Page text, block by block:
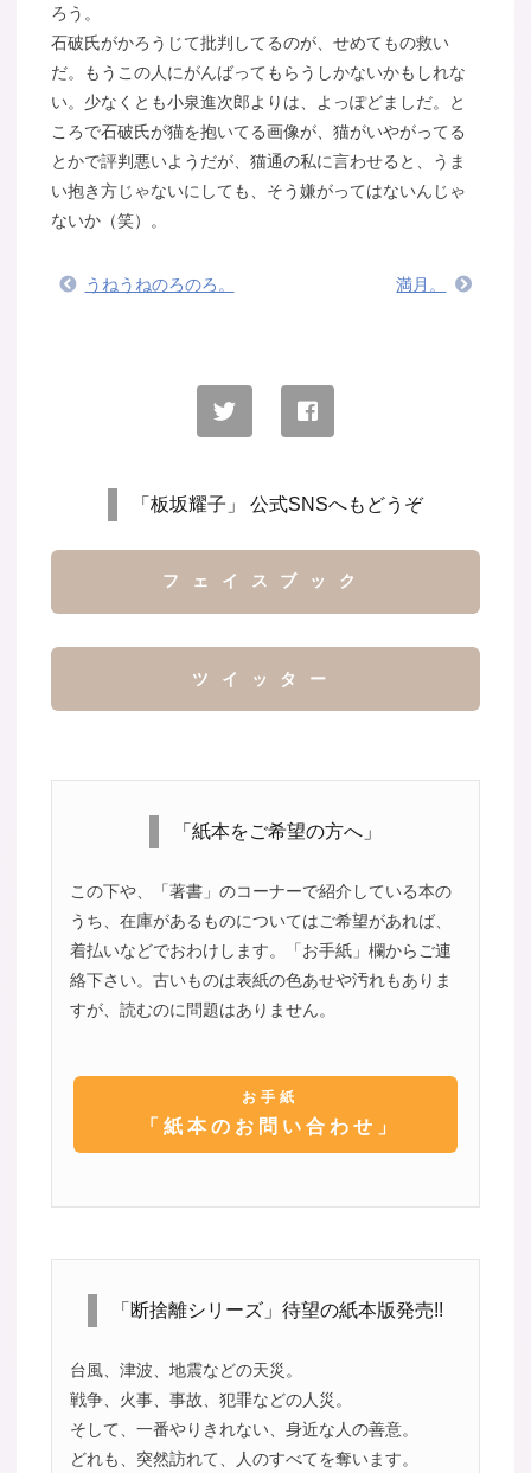
ろう。
石破氏がかろうじて批判してるのが、せめてもの救い
だ。もうこの人にがんばってもらうしかないかもしれな
い。少なくとも小泉進次郎よりは、よっぽどましだ。と
ころで石破氏が猫を抱いてる画像が、猫がいやがってる
とかで評判悪いようだが、猫通の私に言わせると、うま
い抱き方じゃないにしても、そう嫌がってはないんじゃ
ないか（笑）。
うねうねのろのろ。 満月。
「板坂耀子」 公式SNSへもどうぞ
フェイスブック
ツイッター
「紙本をご希望の方へ」
この下や、「著書」のコーナーで紹介している本の
うち、在庫があるものについてはご希望があれば、
着払いなどでおわけします。「お手紙」欄からご連
絡下さい。古いものは表紙の色あせや汚れもありま
すが、読むのに問題はありません。
お手紙
「紙本のお問い合わせ」
「断捨離シリーズ」待望の紙本版発売!!
台風、津波、地震などの天災。
戦争、火事、事故、犯罪などの人災。
そして、一番やりきれない、身近な人の善意。
どれも、突然訪れて、人のすべてを奪います。